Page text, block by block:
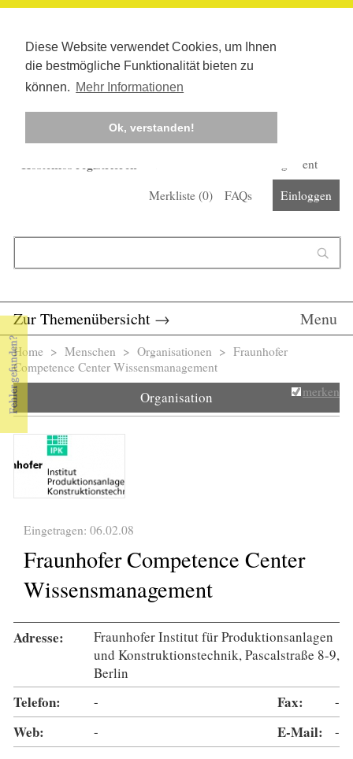
Diese Website verwendet Cookies, um Ihnen
die bestmögliche Funktionalität bieten zu
können. Mehr Informationen
Ok, verstanden!
Kostenlos registrieren
Corona-Management
Merkliste (0) FAQs Einloggen
Zur Themenübersicht → Menu
Sie sind hier
Home > Menschen > Organisationen > Fraunhofer
Competence Center Wissensmanagement
Organisation merken
Eingetragen: 06.02.08
Fraunhofer Competence Center
Wissensmanagement
Adresse:
Fraunhofer Institut für Produktionsanlagen
und Konstruktionstechnik, Pascalstraße 8-9,
Berlin
Telefon: - Fax: -
Web: - E-Mail: -